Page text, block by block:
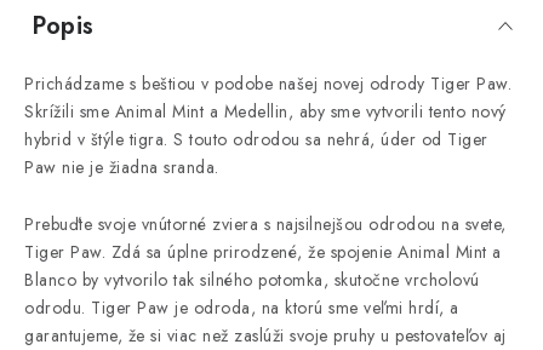
Popis
Prichádzame s beštiou v podobe našej novej odrody Tiger Paw.
Skrížili sme Animal Mint a Medellin, aby sme vytvorili tento nový
hybrid v štýle tigra. S touto odrodou sa nehrá, úder od Tiger
Paw nie je žiadna sranda.
Prebuďte svoje vnútorné zviera s najsilnejšou odrodou na svete,
Tiger Paw. Zdá sa úplne prirodzené, že spojenie Animal Mint a
Blanco by vytvorilo tak silného potomka, skutočne vrcholovú
odrodu. Tiger Paw je odroda, na ktorú sme veľmi hrdí, a
garantujeme, že si viac než zaslúži svoje pruhy u pestovateľov aj